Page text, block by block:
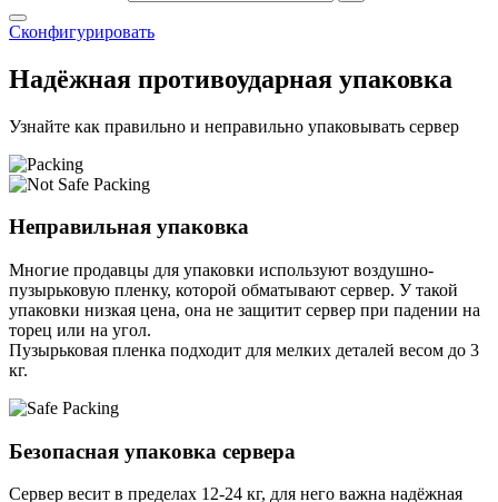
Сконфигурировать
Надёжная противоударная упаковка
Узнайте как правильно и неправильно упаковывать сервер
Неправильная упаковка
Многие продавцы для упаковки используют воздушно-
пузырьковую пленку, которой обматывают сервер. У такой
упаковки низкая цена, она не защитит сервер при падении на
торец или на угол.
Пузырьковая пленка подходит для мелких деталей весом до 3
кг.
Безопасная упаковка сервера
Сервер весит в пределах 12-24 кг, для него важна надёжная